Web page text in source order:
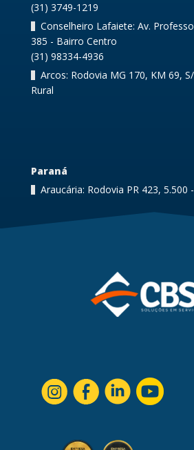
(31) 3749-1219
Conselheiro Lafaiete: Av.
385 - Bairro Centro
(31) 98334-4936
Arcos: Rodovia MG 170, KM 69,
Rural
Paraná
Araucária: Rodovia PR 423, 5.500